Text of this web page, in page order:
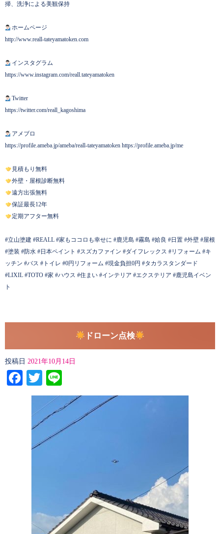
掃、洗浄による美観保持
ホームページ
http://www.reall-tateyamatoken.com
インスタグラム
https://www.instagram.com/reall.tateyamatoken
Twitter
https://twitter.com/reall_kagoshima
アメブロ
https://profile.ameba.jp/ameba/reall-tateyamatoken https://profile.ameba.jp/me
見積もり無料
外壁・屋根診断無料
遠方出張無料
保証最長12年
定期アフター無料
#立山塗建 #REALL #家もココロも幸せに #鹿児島 #霧島 #姶良 #日置 #外壁 #屋根
#塗装 #防水 #日本ペイント #スズカファイン #ダイフレックス #リフォーム #キ
ッチン #バス #トイレ #0円リフォーム #現金負担0円 #タカラスタンダード
#LIXIL #TOTO #家 #ハウス #住まい #インテリア #エクステリア #鹿児島イベン
ト
ドローン点検
投稿日 2021年10月14日
Facebook
Twitter